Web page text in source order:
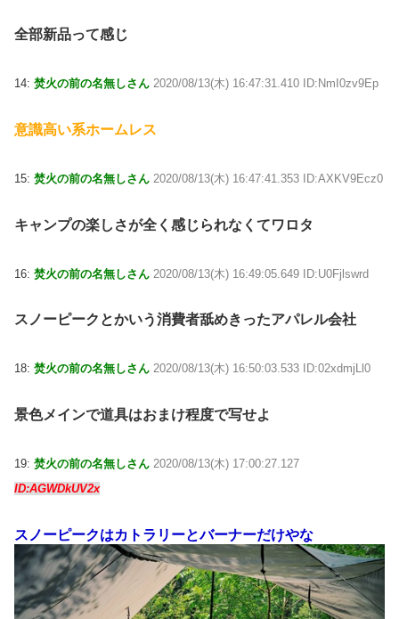
全部新品って感じ
14: 焚火の前の名無しさん 2020/08/13(木) 16:47:31.410 ID:NmI0zv9Ep
意識高い系ホームレス
15: 焚火の前の名無しさん 2020/08/13(木) 16:47:41.353 ID:AXKV9Ecz0
キャンプの楽しさが全く感じられなくてワロタ
16: 焚火の前の名無しさん 2020/08/13(木) 16:49:05.649 ID:U0Fjlswrd
スノーピークとかいう消費者舐めきったアパレル会社
18: 焚火の前の名無しさん 2020/08/13(木) 16:50:03.533 ID:02xdmjLl0
景色メインで道具はおまけ程度で写せよ
19: 焚火の前の名無しさん 2020/08/13(木) 17:00:27.127
ID:AGWDkUV2x
スノーピークはカトラリーとバーナーだけやな